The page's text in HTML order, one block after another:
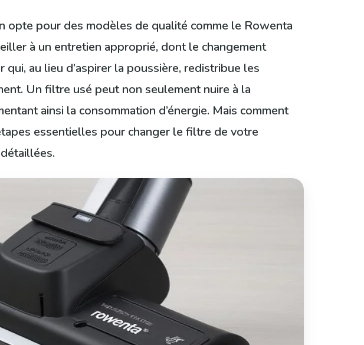
opte pour des modèles de qualité comme le Rowenta
à un entretien approprié, dont le changement
au lieu d’aspirer la poussière, redistribue les
Un filtre usé peut non seulement nuire à la
ainsi la consommation d’énergie. Mais comment
essentielles pour changer le filtre de votre